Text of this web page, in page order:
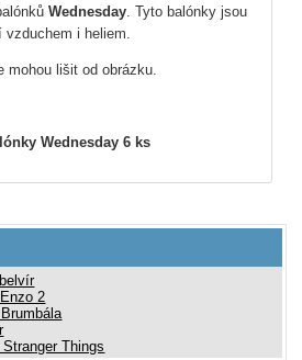
Wednesday. Tyto balónky jsou
vzduchem i heliem.
mohou lišit od obrázku.
Wednesday 6 ks
2
Things